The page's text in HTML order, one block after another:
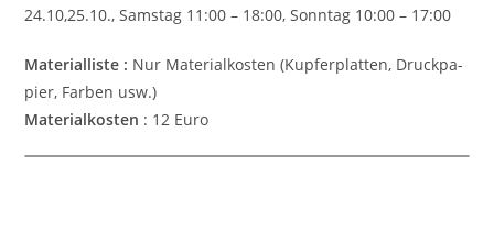
24.10,25.10., Sams­tag 11:00 – 18:00, Sonn­tag 10:00 – 17:00
Mate­ri­al­li­ste : Nur Mate­ri­al­ko­sten (Kup­fer­plat­ten, Druck­pa­
pier, Farben usw.)
Mate­ri­al­ko­sten : 12 Euro